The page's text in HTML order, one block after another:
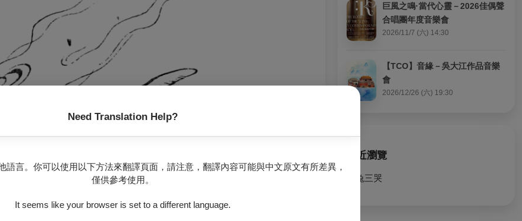
Need Translation Help?
語言。你可以使用以下方法來翻譯頁面，請注意，翻譯內容可能與中文原文有所差異，
僅供參考使用。
It seems like your browser is set to a different language.
巨風之鳴·當代心靈－2026佳偶聲
合唱團年度音樂會
2026/11/7 (六) 14:30
【TCO】音緣－吳大江作品音樂
會
2026/12/26 (六) 19:30
最近瀏覽
狡兔三哭